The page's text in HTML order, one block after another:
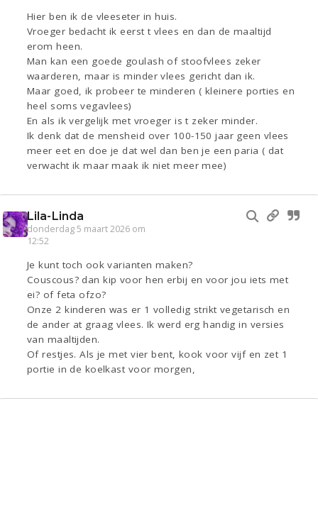
Hier ben ik de vleeseter in huis.
Vroeger bedacht ik eerst t vlees en dan de maaltijd
erom heen.
Man kan een goede goulash of stoofvlees zeker
waarderen, maar is minder vlees gericht dan ik.
Maar goed, ik probeer te minderen ( kleinere porties en
heel soms vegavlees)
En als ik vergelijk met vroeger is t zeker minder.
Ik denk dat de mensheid over 100-150 jaar geen vlees
meer eet en doe je dat wel dan ben je een paria ( dat
verwacht ik maar maak ik niet meer mee)
Lila-Linda
donderdag 5 maart 2026 om
12:52
Je kunt toch ook varianten maken?
Couscous? dan kip voor hen erbij en voor jou iets met
ei? of feta ofzo?
Onze 2 kinderen was er 1 volledig strikt vegetarisch en
de ander at graag vlees. Ik werd erg handig in versies
van maaltijden.
Of restjes. Als je met vier bent, kook voor vijf en zet 1
portie in de koelkast voor morgen,